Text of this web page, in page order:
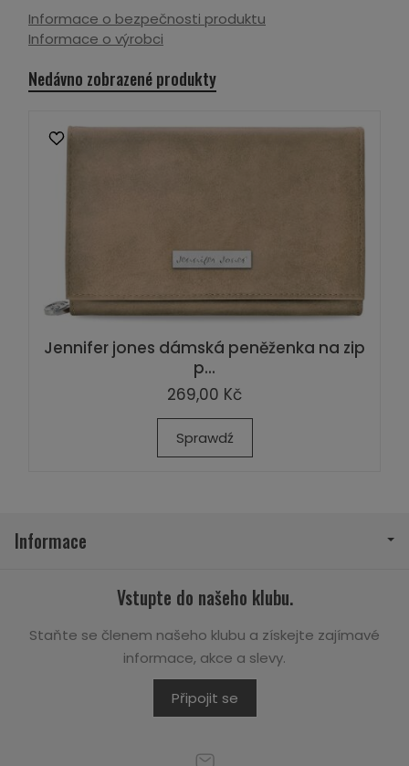
Informace o bezpečnosti produktu
Informace o výrobci
Nedávno zobrazené produkty
Jennifer jones dámská peněženka na zip
p...
269,00 Kč
Sprawdź
Informace
Vstupte do našeho klubu.
Staňte se členem našeho klubu a získejte zajímavé
informace, akce a slevy.
Připojit se